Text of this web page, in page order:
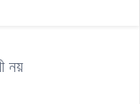
নয়